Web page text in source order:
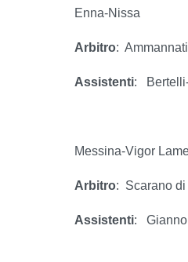
Enna-Nissa
Arbitro:
Assistenti:
Messina-Vigor
Arbitro: Scarano
Assistenti: